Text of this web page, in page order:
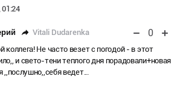
01:24
Vitali Dudarenka 0
коллега! Не часто везет с погодой - в этот
и свето-тени теплого дня порадовали+новая
,,послушно,,себя ведет...